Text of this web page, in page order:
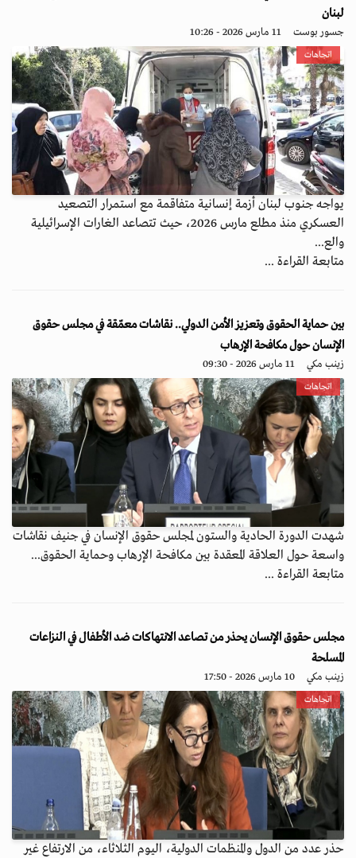
لبنان
جسور بوست 11 مارس 2026 - 10:26
اتجاهات
يواجه جنوب لبنان أزمة إنسانية متفاقمة مع استمرار التصعيد
العسكري منذ مطلع مارس 2026، حيث تتصاعد الغارات الإسرائيلية
والع...
متابعة القراءة ...
بين حماية الحقوق وتعزيز الأمن الدولي.. نقاشات معمّقة في مجلس حقوق
الإنسان حول مكافحة الإرهاب
زينب مكي 11 مارس 2026 - 09:30
اتجاهات
شهدت الدورة الحادية والستون لمجلس حقوق الإنسان في جنيف نقاشات
واسعة حول العلاقة المعقدة بين مكافحة الإرهاب وحماية الحقوق...
متابعة القراءة ...
مجلس حقوق الإنسان يحذر من تصاعد الانتهاكات ضد الأطفال في النزاعات
المسلحة
زينب مكي 10 مارس 2026 - 17:50
اتجاهات
حذر عدد من الدول والمنظمات الدولية، اليوم الثلاثاء، من الارتفاع غير